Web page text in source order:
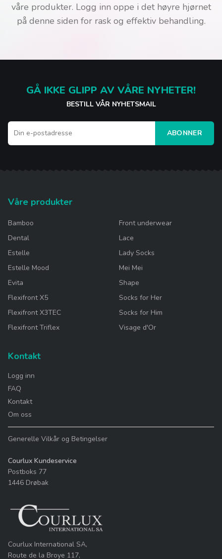
våre produkter. Logg inn oppe i det høyre hjørnet
på denne siden for rask og effektiv behandling.
GÅ IKKE GLIPP AV VÅRE NYHETER!
BESTILL VÅR NYHETSMAIL
ABONNER
Våre produkter
Bamboo
Dental
Estelle
Estelle Mood
Evita
Flexifront X5
Flexifront X3TEC
Flexifront Triflex
Front underwear
Lace
Lady Socks
Mei Mei
Shape
Socks for Her
Socks for Him
Visage d'Or
Kontakt
Logg inn
FAQ
Kontakt
Om oss
Generelle Vilkår og Betingelser
Courlux Kundeservice
Postboks 77
1446 Drøbak
Courlux International SA,
Route de la Broye 117,